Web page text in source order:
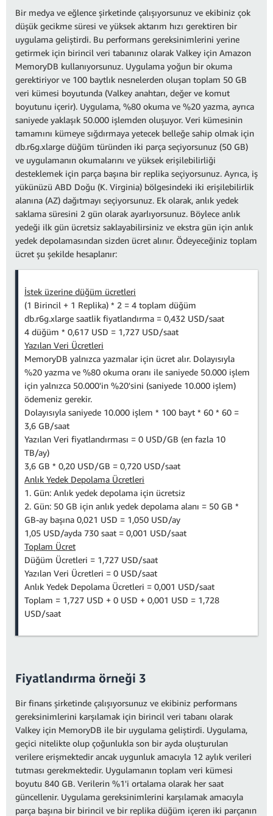
Bir medya ve eğlence şirketinde çalışıyorsunuz ve ekibiniz çok
düşük gecikme süresi ve yüksek aktarım hızı gerektiren bir
uygulama geliştirdi. Bu performans gereksinimlerini yerine
getirmek için birincil veri tabanınız olarak Valkey için Amazon
MemoryDB kullanıyorsunuz. Uygulama yoğun bir okuma
gerektiriyor ve 100 baytlık nesnelerden oluşan toplam 50 GB
veri kümesi boyutunda (Valkey anahtarı, değer ve komut
boyutunu içerir). Uygulama, %80 okuma ve %20 yazma, ayrıca
saniyede yaklaşık 50.000 işlemden oluşuyor. Veri kümesinin
tamamını kümeye sığdırmaya yetecek belleğe sahip olmak için
db.r6g.xlarge düğüm türünden iki parça seçiyorsunuz (50 GB)
ve uygulamanın okumalarını ve yüksek erişilebilirliği
desteklemek için parça başına bir replika seçiyorsunuz. Ayrıca, iş
yükünüzü ABD Doğu (K. Virginia) bölgesindeki iki erişilebilirlik
alanına (AZ) dağıtmayı seçiyorsunuz. Ek olarak, anlık yedek
saklama süresini 2 gün olarak ayarlıyorsunuz. Böylece anlık
yedeği ilk gün ücretsiz saklayabilirsiniz ve ekstra gün için anlık
yedek depolamasından sizden ücret alınır. Ödeyeceğiniz toplam
ücret şu şekilde hesaplanır:
İstek üzerine düğüm ücretleri
(1 Birincil + 1 Replika) * 2 = 4 toplam düğüm
db.r6g.xlarge saatlik fiyatlandırma = 0,432 USD/saat
4 düğüm * 0,617 USD = 1,727 USD/saat
Yazılan Veri Ücretleri
MemoryDB yalnızca yazmalar için ücret alır. Dolayısıyla
%20 yazma ve %80 okuma oranı ile saniyede 50.000 işlem
için yalnızca 50.000'in %20'sini (saniyede 10.000 işlem)
ödemeniz gerekir.
Dolayısıyla saniyede 10.000 işlem * 100 bayt * 60 * 60 =
3,6 GB/saat
Yazılan Veri fiyatlandırması = 0 USD/GB (en fazla 10
TB/ay)
3,6 GB * 0,20 USD/GB = 0,720 USD/saat
Anlık Yedek Depolama Ücretleri
1. Gün: Anlık yedek depolama için ücretsiz
2. Gün: 50 GB için anlık yedek depolama alanı = 50 GB *
GB-ay başına 0,021 USD = 1,050 USD/ay
1,05 USD/ayda 730 saat = 0,001 USD/saat
Toplam Ücret
Düğüm Ücretleri = 1,727 USD/saat
Yazılan Veri Ücretleri = 0 USD/saat
Anlık Yedek Depolama Ücretleri = 0,001 USD/saat
Toplam = 1,727 USD + 0 USD + 0,001 USD = 1,728
USD/saat
Fiyatlandırma örneği 3
Bir finans şirketinde çalışıyorsunuz ve ekibiniz performans
gereksinimlerini karşılamak için birincil veri tabanı olarak
Valkey için MemoryDB ile bir uygulama geliştirdi. Uygulama,
geçici nitelikte olup çoğunlukla son bir ayda oluşturulan
verilere erişmektedir ancak uygunluk amacıyla 12 aylık verileri
tutması gerekmektedir. Uygulamanın toplam veri kümesi
boyutu 840 GB. Verilerin %1'i ortalama olarak her saat
güncellenir. Uygulama gereksinimlerini karşılamak amacıyla
parça başına bir birincil ve bir replika düğüm içeren iki parçanın